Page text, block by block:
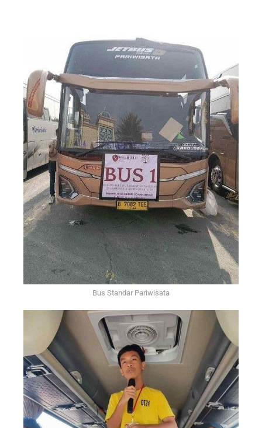
Bus Standar Pariwisata